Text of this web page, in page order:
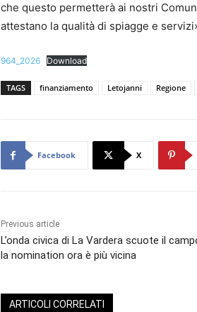
che questo permetterà ai nostri
attestano la qualità di spiagge e
964_2026 Download
TAGS finanziamento Letojanni Regione
Facebook X
Previous article
L’onda civica di La Vardera scuote il
la nomination ora è più vicina
ARTICOLI CORRELATI